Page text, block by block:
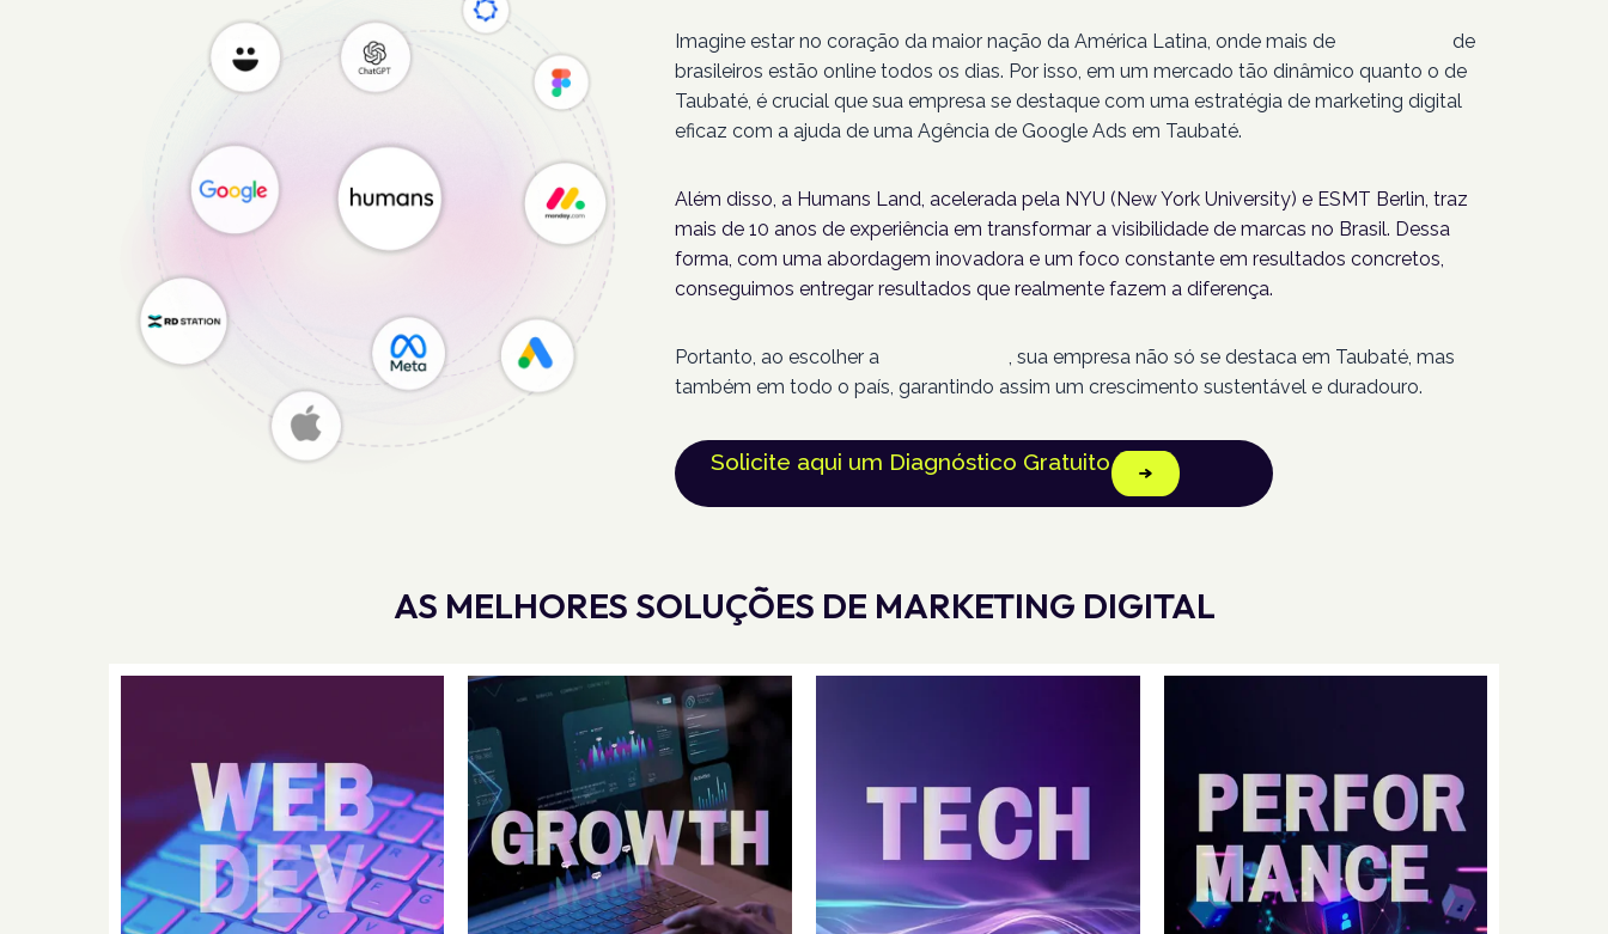
Imagine estar no coração da maior nação da América Latina, onde mais de
de
brasileiros estão online todos os dias. Por isso, em um mercado tão dinâmico quanto o de
Taubaté, é crucial que sua empresa se destaque com uma estratégia de marketing digital
eficaz com a ajuda de uma Agência de Google Ads em Taubaté.
Além disso, a Humans Land, acelerada pela NYU (New York University) e ESMT Berlin, traz
mais de 10 anos de experiência em transformar a visibilidade de marcas no Brasil. Dessa
forma, com uma abordagem inovadora e um foco constante em resultados concretos,
conseguimos entregar resultados que realmente fazem a diferença.
Portanto, ao escolher a
, sua empresa não só se destaca em Taubaté, mas
também em todo o país, garantindo assim um crescimento sustentável e duradouro.
Solicite aqui um Diagnóstico Gratuito
AS MELHORES SOLUÇÕES DE MARKETING DIGITAL